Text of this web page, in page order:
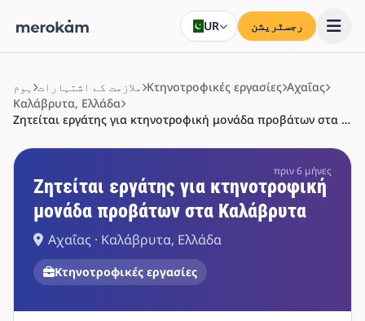
UR رجسٹریشن
ہوم ملازمت کے اشتہارات Κτηνοτροφικές εργασίες Αχαΐας
Καλάβρυτα, Ελλάδα
Ζητείται εργάτης για κτηνοτροφική μονάδα προβάτων στα Καλάβρυτα
πριν 6 μήνες
Ζητείται εργάτης για κτηνοτροφική
μονάδα προβάτων στα Καλάβρυτα
Αχαΐας · Καλάβρυτα, Ελλάδα
Κτηνοτροφικές εργασίες